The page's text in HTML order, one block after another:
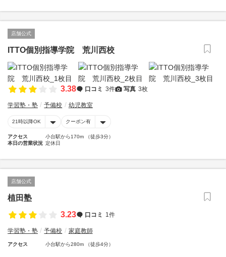
店舗公式
ITTO個別指導学院 荒川西校
3.38 口コミ 3件 写真 3枚
学習塾・塾 予備校 幼児教室
21時以降OK クーポン有
アクセス
小台駅から170m （徒歩3分）
本日の営業状況 定休日
店舗公式
植田塾
3.23
口コミ 1件
学習塾・塾 予備校 家庭教師
アクセス 小台駅から280m （徒歩4分）